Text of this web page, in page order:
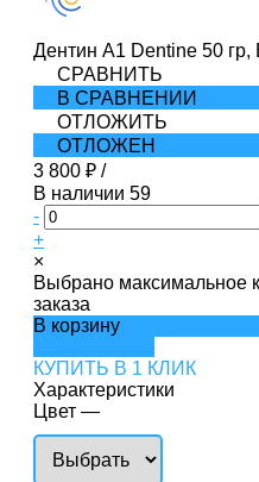
Дентин A1 Dentine 50 гр,
СРАВНИТЬ
В СРАВНЕНИИ
ОТЛОЖИТЬ
ОТЛОЖЕН
3 800 ₽ /
В наличии 59
-
+
×
Выбрано максимальное
заказа
В корзину
КУПИТЬ В 1 КЛИК
Характеристики
Цвет —